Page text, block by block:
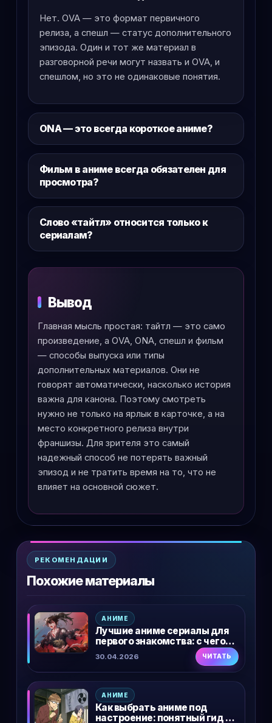
Нет. OVA — это формат первичного
релиза, а спешл — статус дополнительного
эпизода. Один и тот же материал в
разговорной речи могут назвать и OVA, и
спешлом, но это не одинаковые понятия.
ONA — это всегда короткое аниме?
Фильм в аниме всегда обязателен для
просмотра?
Слово «тайтл» относится только к
сериалам?
Вывод
Главная мысль простая: тайтл — это само
произведение, а OVA, ONA, спешл и фильм
— способы выпуска или типы
дополнительных материалов. Они не
говорят автоматически, насколько история
важна для канона. Поэтому смотреть
нужно не только на ярлык в карточке, а на
место конкретного релиза внутри
франшизы. Для зрителя это самый
надежный способ не потерять важный
эпизод и не тратить время на то, что не
влияет на основной сюжет.
РЕКОМЕНДАЦИИ
Похожие материалы
АНИМЕ
Лучшие аниме сериалы для
первого знакомства: с чего
начать новичку
30.04.2026 ЧИТАТЬ
АНИМЕ
Как выбрать аниме под
настроение: понятный гид по